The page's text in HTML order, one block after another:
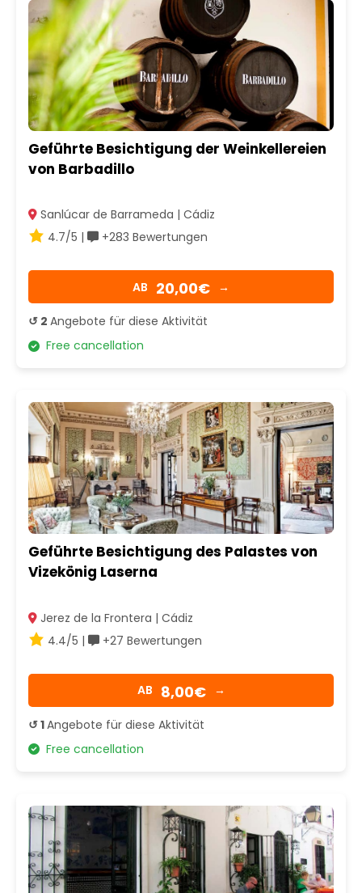
Geführte Besichtigung der Weinkellereien
von Barbadillo
Sanlúcar de Barrameda | Cádiz
4.7/5 |
+283 Bewertungen
AB 20,00€ →
↺ 2 Angebote für diese Aktivität
Free cancellation
Geführte Besichtigung des Palastes von
Vizekönig Laserna
Jerez de la Frontera | Cádiz
4.4/5 |
+27 Bewertungen
AB 8,00€ →
↺ 1Angebote für diese Aktivität
Free cancellation